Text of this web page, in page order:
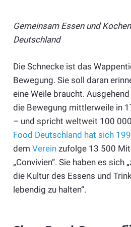
Gemeinsam Essen und
Deutschland
Die Schnecke ist das
Bewegung. Sie soll daran
eine Weile braucht.
die Bewegung mittlerweile in
– und spricht weltweit 100
Food Deutschland hat sich
dem Vereinzufolge 13 500
„Convivien“. Sie haben es sich
die Kultur des Essens und
lebendig zu halten“.